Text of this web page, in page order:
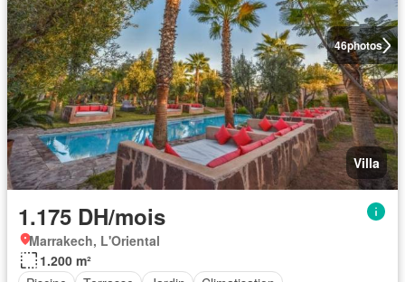
46photos
Villa
1.175 DH/mois
Marrakech, L'Oriental
1.200 m²